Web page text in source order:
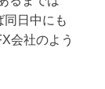
同日中にも
会社のよう